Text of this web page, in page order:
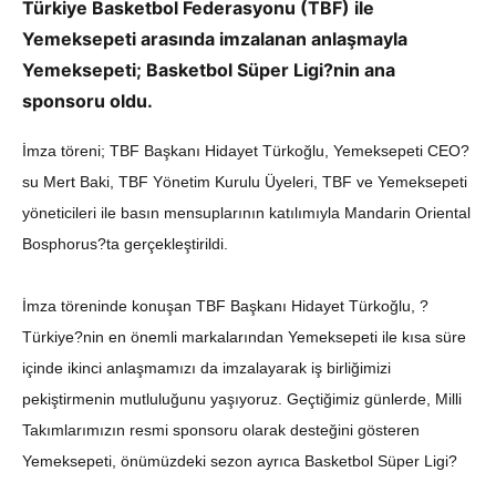
Türkiye Basketbol Federasyonu (TBF) ile
Yemeksepeti arasında imzalanan anlaşmayla
Yemeksepeti; Basketbol Süper Ligi?nin ana
sponsoru oldu.
İmza töreni; TBF Başkanı Hidayet Türkoğlu, Yemeksepeti CEO?
su Mert Baki, TBF Yönetim Kurulu Üyeleri, TBF ve Yemeksepeti
yöneticileri ile basın mensuplarının katılımıyla Mandarin Oriental
Bosphorus?ta gerçekleştirildi.
İmza töreninde konuşan TBF Başkanı Hidayet Türkoğlu, ?
Türkiye?nin en önemli markalarından Yemeksepeti ile kısa süre
içinde ikinci anlaşmamızı da imzalayarak iş birliğimizi
pekiştirmenin mutluluğunu yaşıyoruz. Geçtiğimiz günlerde, Milli
Takımlarımızın resmi sponsoru olarak desteğini gösteren
Yemeksepeti, önümüzdeki sezon ayrıca Basketbol Süper Ligi?